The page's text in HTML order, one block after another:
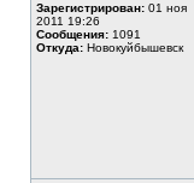
Зарегистрирован: 01 ноя
2011 19:26
Сообщения: 1091
Откуда: Новокуйбышевск